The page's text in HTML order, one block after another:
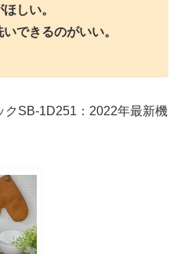
しい。
できるのがいい。
SB-1D251：2022年最新機